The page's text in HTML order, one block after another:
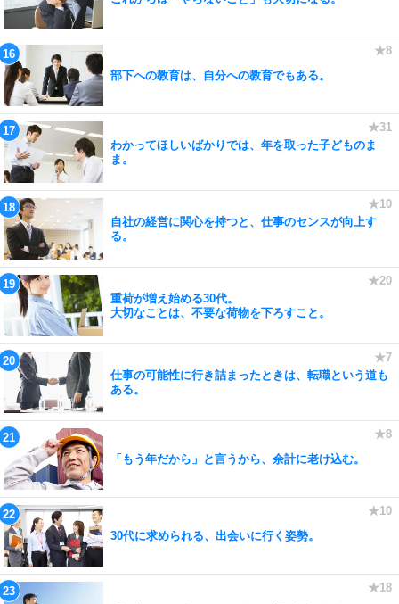
部下への教育は、自分への教育でもある。
わかってほしいばかりでは、年を取った子どものま
ま。
自社の経営に関心を持つと、仕事のセンスが向上す
る。
重荷が増え始める30代。
大切なことは、不要な荷物を下ろすこと。
仕事の可能性に行き詰まったときは、転職という道も
ある。
「もう年だから」と言うから、余計に老け込む。
30代に求められる、出会いに行く姿勢。